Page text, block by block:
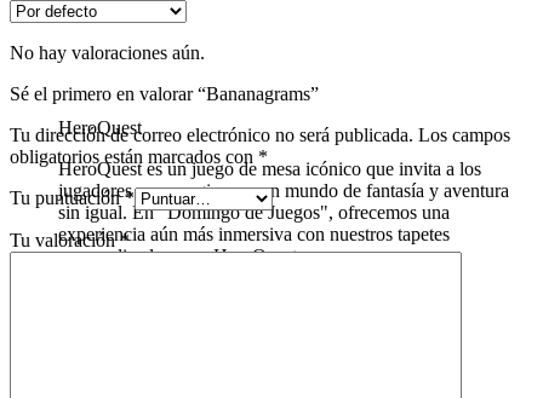
HeroQuest
HeroQuest es un juego de mesa icónico que invita a los
jugadores a sumergirse en un mundo de fantasía y aventura
sin igual. En "Domingo de Juegos", ofrecemos una
experiencia aún más inmersiva con nuestros tapetes
personalizados para HeroQuest.
No hay valoraciones aún.
Sé el primero en valorar “Bananagrams”
Tu dirección de correo electrónico no será publicada. Los campos
obligatorios están marcados con *
Tu puntuación*
Tu valoración*